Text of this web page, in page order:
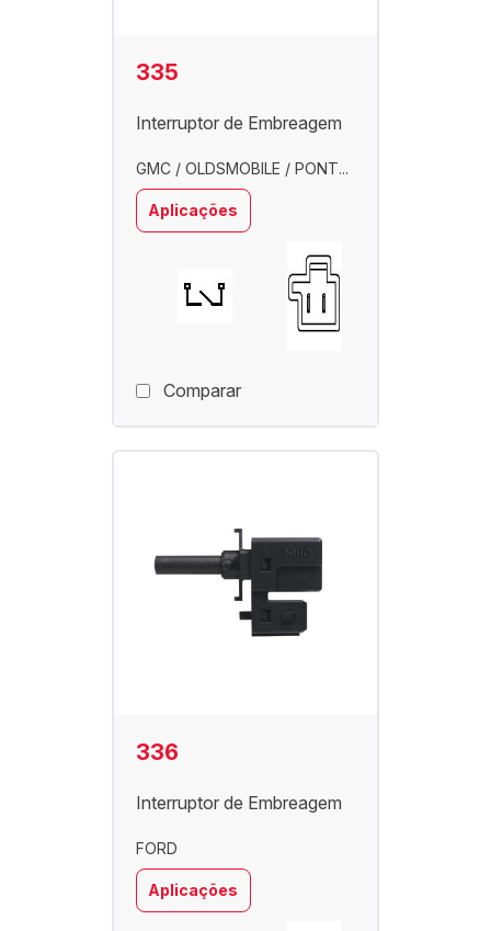
335
Interruptor de Embreagem
GMC / OLDSMOBILE / PONT...
Aplicações
Comparar
336
Interruptor de Embreagem
FORD
Aplicações